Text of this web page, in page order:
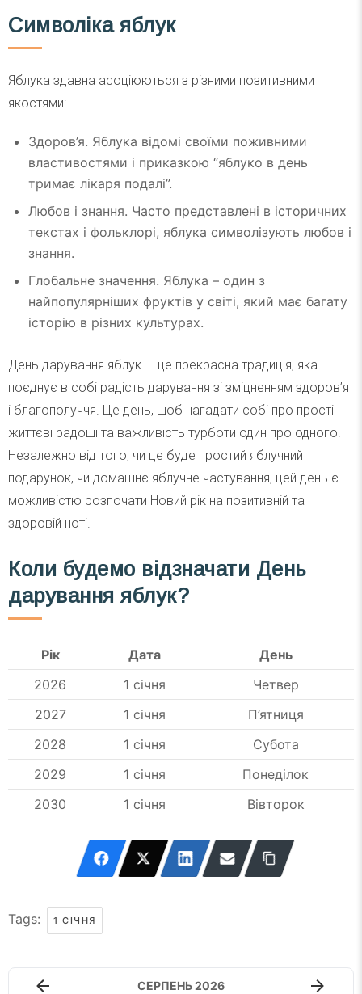
Символіка яблук
Яблука здавна асоціюються з різними позитивними
якостями:
Здоров’я. Яблука відомі своїми поживними
властивостями і приказкою “яблуко в день
тримає лікаря подалі”.
Любов і знання. Часто представлені в історичних
текстах і фольклорі, яблука символізують любов і
знання.
Глобальне значення. Яблука – один з
найпопулярніших фруктів у світі, який має багату
історію в різних культурах.
День дарування яблук — це прекрасна традиція, яка
поєднує в собі радість дарування зі зміцненням здоров’я
і благополуччя. Це день, щоб нагадати собі про прості
життєві радощі та важливість турботи один про одного.
Незалежно від того, чи це буде простий яблучний
подарунок, чи домашнє яблучне частування, цей день є
можливістю розпочати Новий рік на позитивній та
здоровій ноті.
Коли будемо відзначати День
дарування яблук?
Рік Дата
День
2026
1 січня
Четвер
2027
1 січня
П’ятниця
2028
1 січня
Субота
2029
1 січня
Понеділок
2030
1 січня Вівторок
Tags: 1 СІЧНЯ
СЕРПЕНЬ 2026